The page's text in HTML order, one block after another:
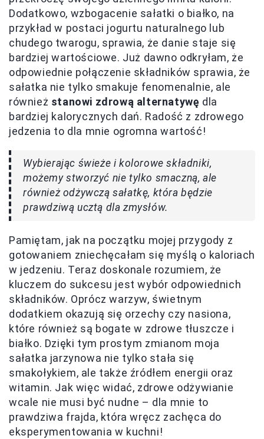
Dodatkowo, wzbogacenie sałatki o białko, na
przykład w postaci jogurtu naturalnego lub
chudego twarogu, sprawia, że danie staje się
bardziej wartościowe. Już dawno odkryłam, że
odpowiednie połączenie składników sprawia, że
sałatka nie tylko smakuje fenomenalnie, ale
również stanowi zdrową alternatywę dla
bardziej kalorycznych dań. Radość z zdrowego
jedzenia to dla mnie ogromna wartość!
Wybierając świeże i kolorowe składniki,
możemy stworzyć nie tylko smaczną, ale
również odżywczą sałatkę, która będzie
prawdziwą ucztą dla zmysłów.
Pamiętam, jak na początku mojej przygody z
gotowaniem zniechęcałam się myślą o kaloriach
w jedzeniu. Teraz doskonale rozumiem, że
kluczem do sukcesu jest wybór odpowiednich
składników. Oprócz warzyw, świetnym
dodatkiem okazują się orzechy czy nasiona,
które również są bogate w zdrowe tłuszcze i
białko. Dzięki tym prostym zmianom moja
sałatka jarzynowa nie tylko stała się
smakołykiem, ale także źródłem energii oraz
witamin. Jak więc widać, zdrowe odżywianie
wcale nie musi być nudne – dla mnie to
prawdziwa frajda, która wręcz zachęca do
eksperymentowania w kuchni!